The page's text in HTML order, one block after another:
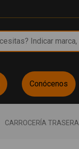
Conócenos
CARROCERÍA TRASERA